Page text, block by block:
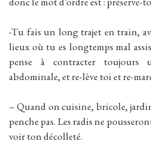
-Tu fais un long trajet en train,
lieux où tu es longtemps mal assis
pense à contracter toujours
abdominale, et re-lève toi et re-
– Quand on cuisine, bricole,
penche pas. Les radis ne
voir ton décolleté.